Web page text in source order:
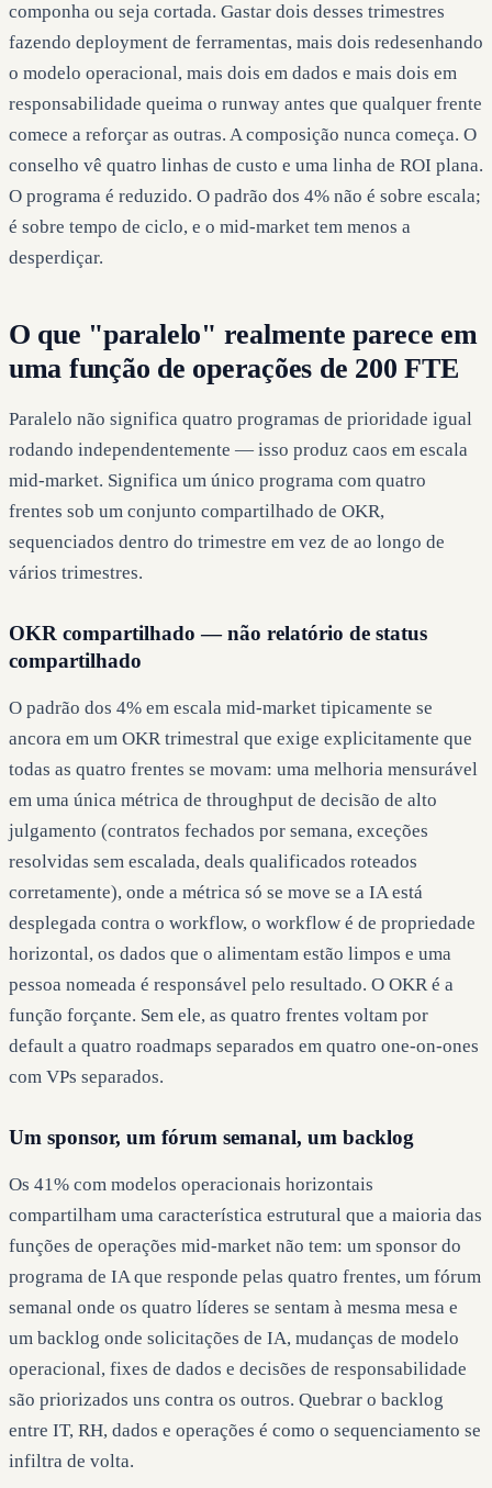
componha ou seja cortada. Gastar dois desses trimestres
fazendo deployment de ferramentas, mais dois redesenhando
o modelo operacional, mais dois em dados e mais dois em
responsabilidade queima o runway antes que qualquer frente
comece a reforçar as outras. A composição nunca começa. O
conselho vê quatro linhas de custo e uma linha de ROI plana.
O programa é reduzido. O padrão dos 4% não é sobre escala;
é sobre tempo de ciclo, e o mid-market tem menos a
desperdiçar.
O que "paralelo" realmente parece em
uma função de operações de 200 FTE
Paralelo não significa quatro programas de prioridade igual
rodando independentemente — isso produz caos em escala
mid-market. Significa um único programa com quatro
frentes sob um conjunto compartilhado de OKR,
sequenciados dentro do trimestre em vez de ao longo de
vários trimestres.
OKR compartilhado — não relatório de status
compartilhado
O padrão dos 4% em escala mid-market tipicamente se
ancora em um OKR trimestral que exige explicitamente que
todas as quatro frentes se movam: uma melhoria mensurável
em uma única métrica de throughput de decisão de alto
julgamento (contratos fechados por semana, exceções
resolvidas sem escalada, deals qualificados roteados
corretamente), onde a métrica só se move se a IA está
desplegada contra o workflow, o workflow é de propriedade
horizontal, os dados que o alimentam estão limpos e uma
pessoa nomeada é responsável pelo resultado. O OKR é a
função forçante. Sem ele, as quatro frentes voltam por
default a quatro roadmaps separados em quatro one-on-ones
com VPs separados.
Um sponsor, um fórum semanal, um backlog
Os 41% com modelos operacionais horizontais
compartilham uma característica estrutural que a maioria das
funções de operações mid-market não tem: um sponsor do
programa de IA que responde pelas quatro frentes, um fórum
semanal onde os quatro líderes se sentam à mesma mesa e
um backlog onde solicitações de IA, mudanças de modelo
operacional, fixes de dados e decisões de responsabilidade
são priorizados uns contra os outros. Quebrar o backlog
entre IT, RH, dados e operações é como o sequenciamento se
infiltra de volta.